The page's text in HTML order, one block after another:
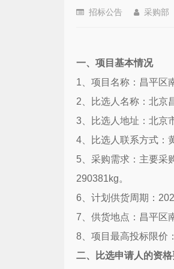
招标公告 采购部
一、项目基本情况
1 、项目名称：昌平
2 、比选人名称：北京
3 、比选人地址：北京
4 、比选人联系方式：
5 、采购需求：主要采
290381kg。
6 、计划供货周期：
7 、供货地点：昌平区
8 、项目最高投标限价：
二、比选申请人的资格